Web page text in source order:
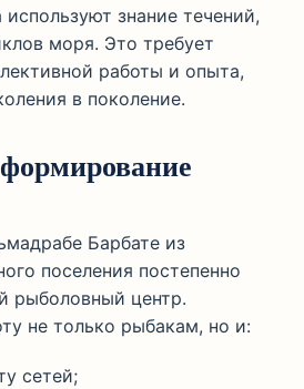
знание течений,
моря. Это требует
работы и опыта,
в поколение.
Барбате из
поселения постепенно
рыболовный центр.
не только рыбакам, но и:
сетей;